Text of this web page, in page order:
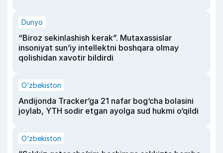
Dunyo
“Biroz sekinlashish kerak”. Mutaxassislar
insoniyat sun’iy intellektni boshqara olmay
qolishidan xavotir bildirdi
O‘zbekiston
Andijonda Tracker’ga 21 nafar bog‘cha bolasini
joylab, YTH sodir etgan ayolga sud hukmi o‘qildi
O‘zbekiston